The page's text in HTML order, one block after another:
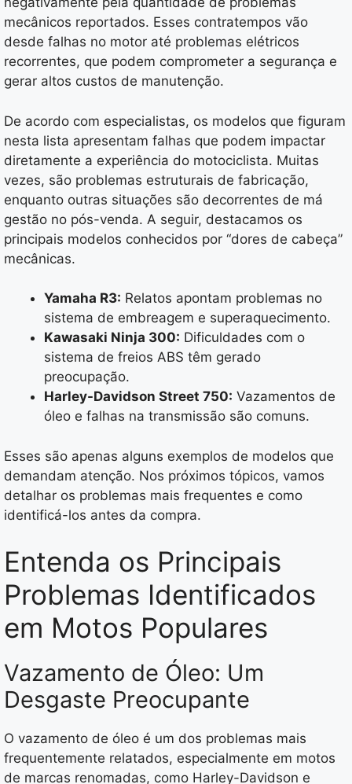
mecânicos reportados. Esses contratempos vão
desde falhas no motor até problemas elétricos
recorrentes, que podem comprometer a segurança e
gerar altos custos de manutenção.
De acordo com especialistas, os modelos que figuram
nesta lista apresentam falhas que podem impactar
diretamente a experiência do motociclista. Muitas
vezes, são problemas estruturais de fabricação,
enquanto outras situações são decorrentes de má
gestão no pós-venda. A seguir, destacamos os
principais modelos conhecidos por “dores de cabeça”
mecânicas.
Yamaha R3: Relatos apontam problemas no
sistema de embreagem e superaquecimento.
Kawasaki Ninja 300: Dificuldades com o
sistema de freios ABS têm gerado
preocupação.
Harley-Davidson Street 750: Vazamentos de
óleo e falhas na transmissão são comuns.
Esses são apenas alguns exemplos de modelos que
demandam atenção. Nos próximos tópicos, vamos
detalhar os problemas mais frequentes e como
identificá-los antes da compra.
Entenda os Principais
Problemas Identificados
em Motos Populares
Vazamento de Óleo: Um
Desgaste Preocupante
O vazamento de óleo é um dos problemas mais
frequentemente relatados, especialmente em motos
de marcas renomadas, como Harley-Davidson e